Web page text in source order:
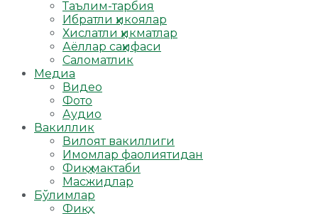
Таълим-тарбия
Ибратли ҳикоялар
Хислатли ҳикматлар
Аёллар саҳифаси
Саломатлик
Медиа
Видео
Фото
Аудио
Вакиллик
Вилоят вакиллиги
Имомлар фаолиятидан
Фиқҳ мактаби
Масжидлар
Бўлимлар
Фиқҳ